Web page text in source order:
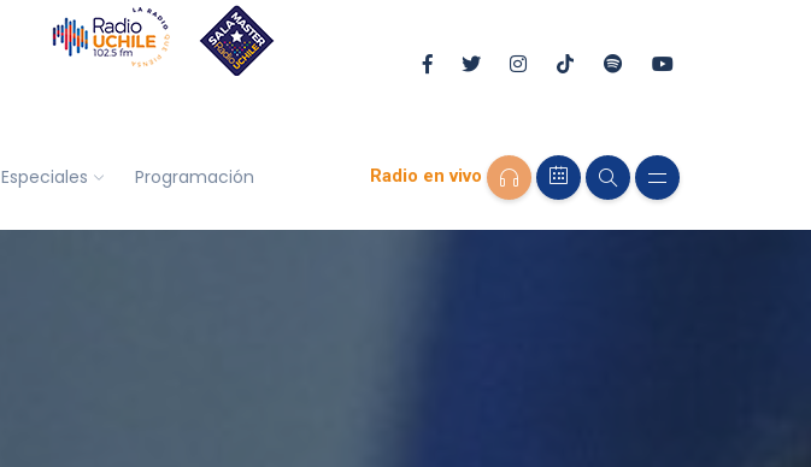
Especiales Programación Radio en vivo